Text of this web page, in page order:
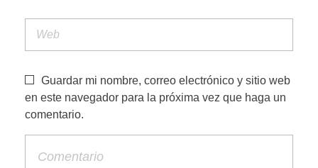
Guardar mi nombre, correo electrónico y sitio web
en este navegador para la próxima vez que haga un
comentario.